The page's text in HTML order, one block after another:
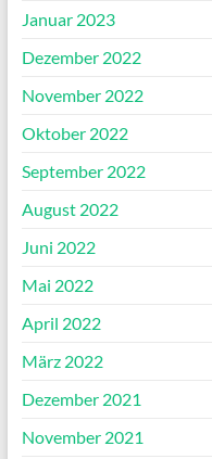
Januar 2023
Dezember 2022
November 2022
Oktober 2022
September 2022
August 2022
Juni 2022
Mai 2022
April 2022
März 2022
Dezember 2021
November 2021